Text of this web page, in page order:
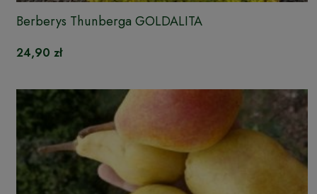
Berberys Thunberga GOLDALITA
24,90 zł